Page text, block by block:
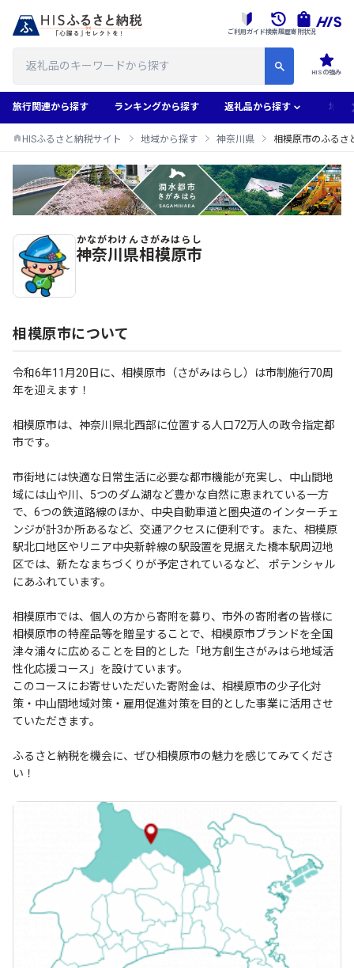
HISの強み
ご利用ガイド検索履歴寄附状況
旅行関連から探す ランキングから探す 返礼品から探す 地域
HISふるさと納税サイト 地域から探す 神奈川県 相模原市のふるさ
相模原市のふるさと納税返礼品一覧
神奈川県
かながわけん
相模原市
さがみはらし
相模原市について
令和6年11月20日に、相模原市（さがみはらし）は市制施行70周
年を迎えます！
相模原市は、神奈川県北西部に位置する人口72万人の政令指定都
市です。
市街地には快適な日常生活に必要な都市機能が充実し、中山間地
域には山や川、5つのダム湖など豊かな自然に恵まれている一方
で、6つの鉄道路線のほか、中央自動車道と圏央道のインターチェ
ンジが計3か所あるなど、交通アクセスに便利です。また、相模原
駅北口地区やリニア中央新幹線の駅設置を見据えた橋本駅周辺地
区では、新たなまちづくりが予定されているなど、 ポテンシャル
にあふれています。
相模原市では、個人の方から寄附を募り、市外の寄附者の皆様に
相模原市の特産品等を贈呈することで、相模原市ブランドを全国
津々浦々に広めることを目的とした「地方創生さがみはら地域活
性化応援コース」を設けています。
このコースにお寄せいただいた寄附金は、相模原市の少子化対
策・中山間地域対策・雇用促進対策を目的とした事業に活用させ
ていただきます。
ふるさと納税を機会に、ぜひ相模原市の魅力を感じてみてくださ
い！